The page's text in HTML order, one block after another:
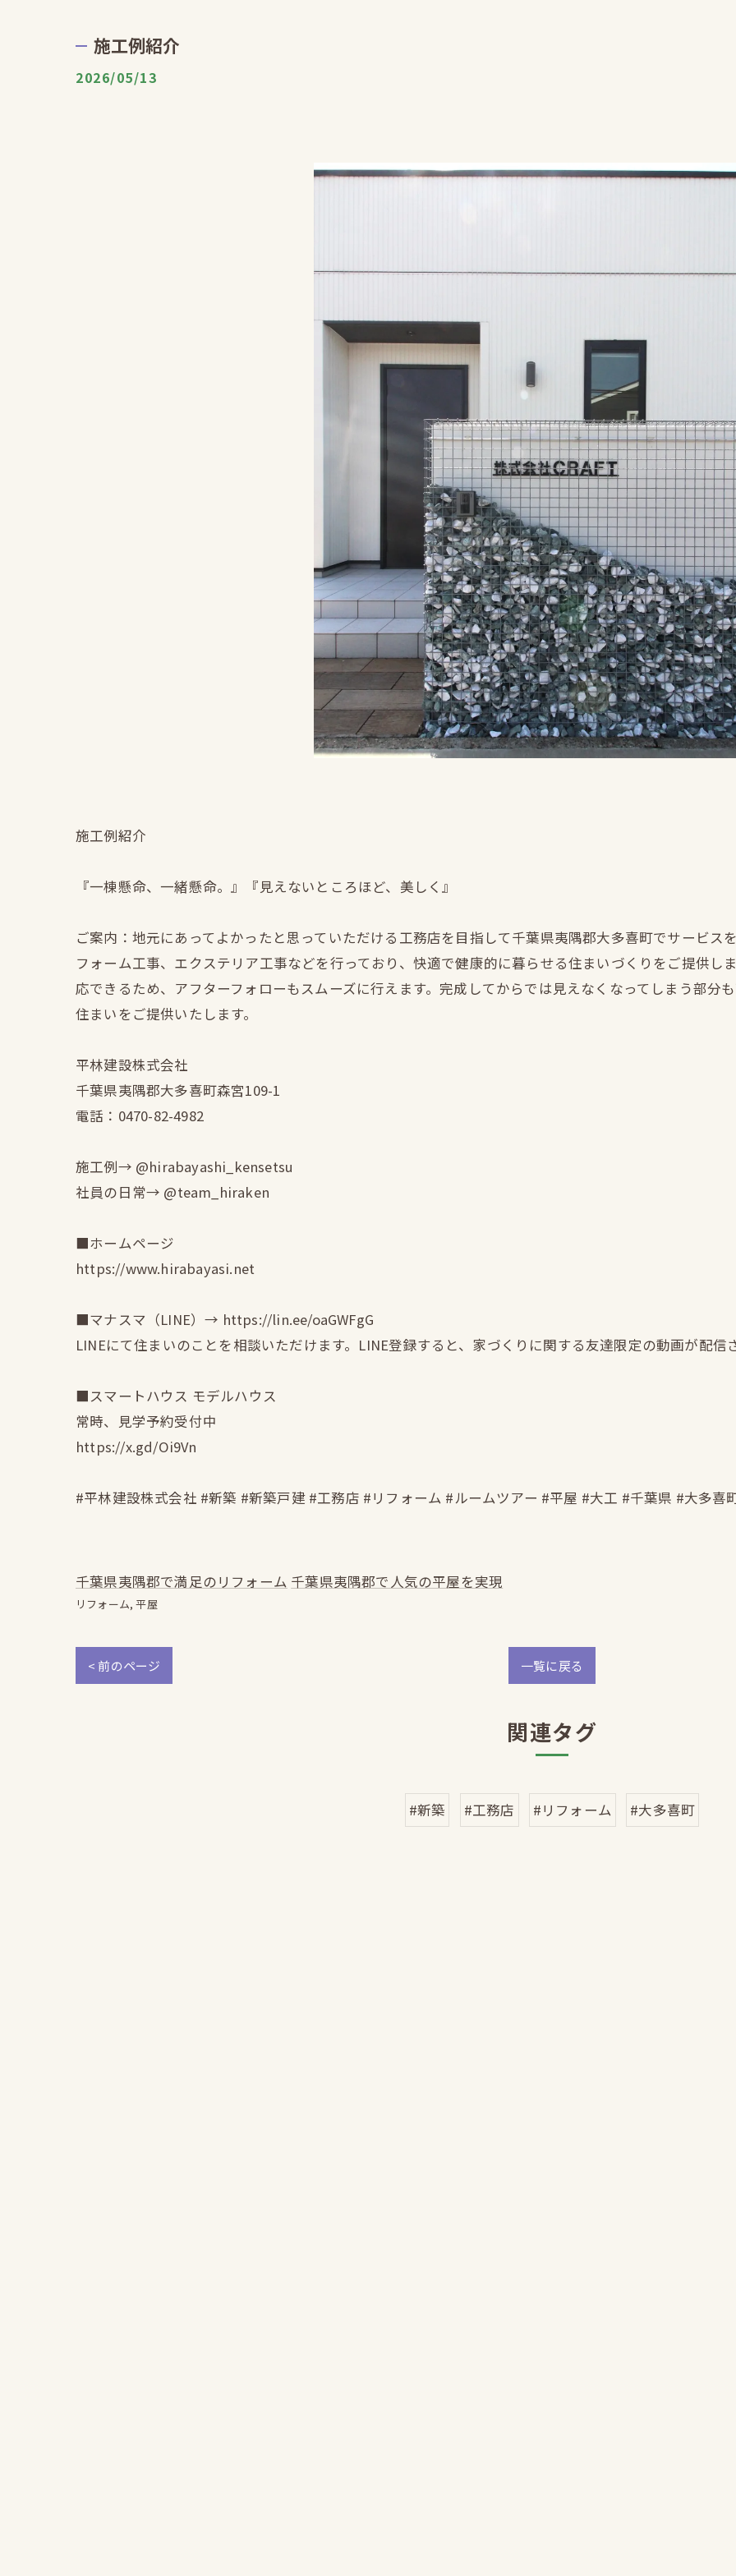
施工例紹介
2026/05/13
施工例紹介
『一棟懸命、一緒懸命。』『見えないところほど、美しく』
ご案内：地元にあってよかったと思っていただける工務店を目指して千葉県夷隅郡大多喜町でサービス
フォーム工事、エクステリア工事などを行っており、快適で健康的に暮らせる住まいづくりをご提供し
応できるため、アフターフォローもスムーズに行えます。完成してからでは見えなくなってしまう部分
住まいをご提供いたします。
平林建設株式会社
千葉県夷隅郡大多喜町森宮109-1
電話：0470-82-4982
施工例→ @hirabayashi_kensetsu
社員の日常→ @team_hiraken
■ホームページ
https://www.hirabayasi.net
■マナスマ（LINE）→ https://lin.ee/oaGWFgG
LINEにて住まいのことを相談いただけます。LINE登録すると、家づくりに関する友達限定の動画が配信
■スマートハウス モデルハウス
常時、見学予約受付中
https://x.gd/Oi9Vn
#平林建設株式会社 #新築 #新築戸建 #工務店 #リフォーム #ルームツアー #平屋 #大工 #千葉県 #大多喜
千葉県夷隅郡で満足のリフォーム 千葉県夷隅郡で人気の平屋を実現
リフォーム 平屋
< 前のページ 一覧に戻る
関連タグ
#新築 #工務店 #リフォーム #大多喜町